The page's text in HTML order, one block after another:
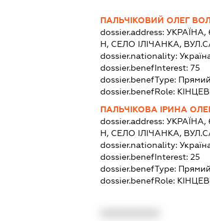
ПАЛЬЧІКОВИЙ ОЛЕГ
dossier.address:
Н, СЕЛО ІЛІЧАНКА,
dossier.nationality:
dossier.benefInterest:75
dossier.benefType:
dossier.benefRole:
ПАЛЬЧІКОВА ІРИНА
dossier.address:
Н, СЕЛО ІЛІЧАНКА,
dossier.nationality:
dossier.benefInterest:25
dossier.benefType:
dossier.benefRole: